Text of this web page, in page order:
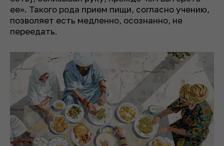
ее». Такого рода прием пищи, согласно учению,
позволяет есть медленно, осознанно, не
переедать.